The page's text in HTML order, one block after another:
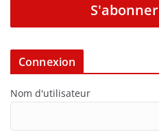
S'abonner
Connexion
Nom d'utilisateur